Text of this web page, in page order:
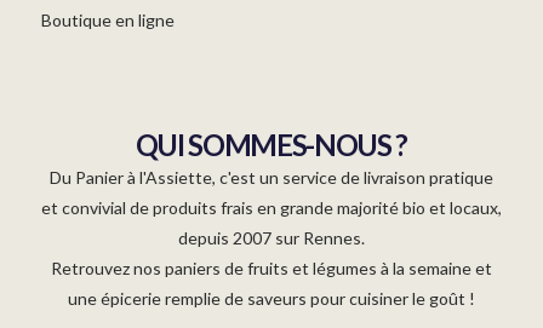
Boutique en ligne
QUI SOMMES-NOUS ?
Du Panier à l'Assiette, c'est un service de livraison pratique
et convivial de produits frais en grande majorité bio et locaux,
depuis 2007 sur Rennes.
Retrouvez nos paniers de fruits et légumes à la semaine et
une épicerie remplie de saveurs pour cuisiner le goût !